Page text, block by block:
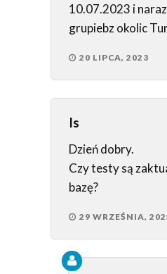
10.07.2023 i
grupiebz okolic
20 LIPCA, 2023
Is
Dzień dobry.
Czy testy są
bazę?
29 WRZEŚNIA,